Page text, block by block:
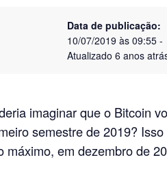
Data de publicação:
10/07/2019 às 09:55 -
Atualizado 6 anos
imaginar que o Bitcoin
semestre de 2019?
máximo, em dezembro de